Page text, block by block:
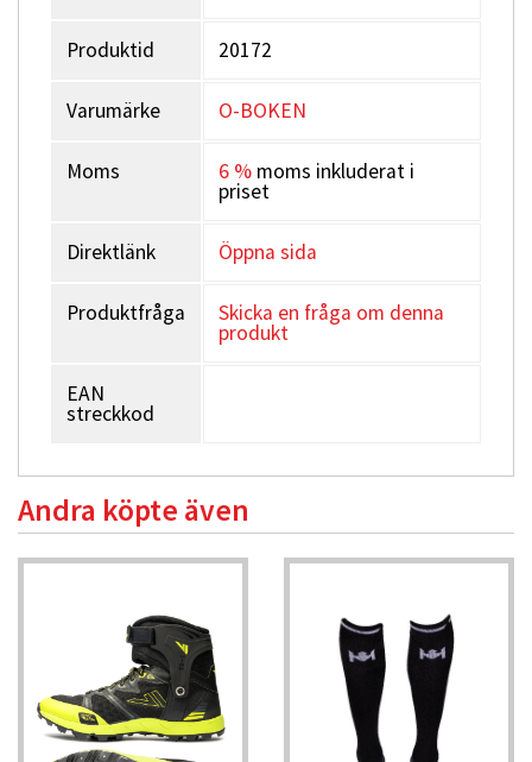
Produktid 20172
Varumärke O-BOKEN
Moms 6 % moms inkluderat i
priset
Direktlänk Öppna sida
Produktfråga Skicka en fråga om denna
produkt
EAN
streckkod
Andra köpte även